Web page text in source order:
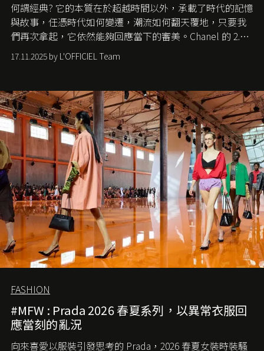
何謂經典? 它的本質在於超越時間以外，承載了時代的記憶
與故事，任憑時代如何變遷，潮流如何翻天覆地，只要我
們再次拿起，它依然能夠回應當下的審美。Chanel 的 2.55
手袋更是這樣存在，自問世至今，一直有着舉足輕重的地
位。如果說每個女生的第一個夢想手袋是 Chanel，那 2.55
愛它的雋永與優雅。那麼這個手袋是怎麼誕生的呢？又為
甚麼取名叫 2.55 ？今天就由《L'Officiel HK》帶你穿越流金
歲月，回顧 2.55 的誕生故事。
17.11.2025 by L'OFFICIEL Team
FASHION
#MFW : Prada 2026 春夏系列，以異常衣服回
應當刻的亂況
向來喜愛以服裝引發思考的 Prada，2026 春夏女裝時裝騷